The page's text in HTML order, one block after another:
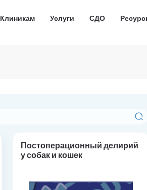
Клиникам Услуги СДО
Постоперационный делирий
у собак и кошек